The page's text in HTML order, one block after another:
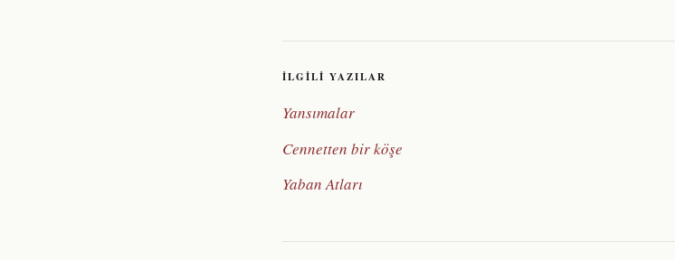
İLGILI YAZILAR
Yansımalar
Cennetten bir köşe
Yaban Atları